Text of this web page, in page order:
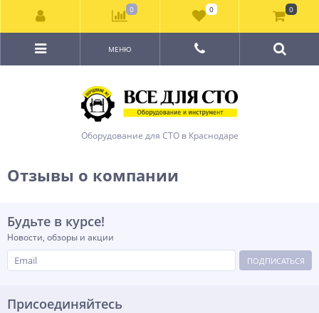
Оборудование для СТО в Краснодаре
МЕНЮ
Отзывы о компании
Будьте в курсе!
Новости, обзоры и акции
ПОДПИСАТЬСЯ
Присоединяйтесь
0 0 0